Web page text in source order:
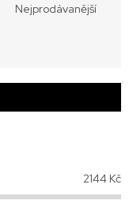
Nejprodávanější
2144 Kč